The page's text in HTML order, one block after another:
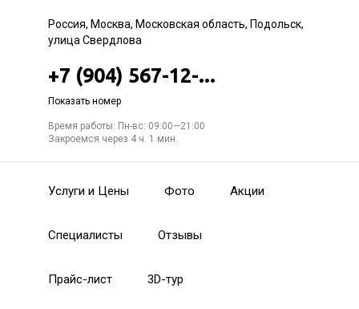
Россия, Москва, Московская область, Подольск,
улица Свердлова
+7 (904) 567-12-...
Показать номер
Время работы: Пн-вс: 09:00—21:00
Закроемся через 4 ч. 1 мин.
Услуги и Цены Фото Акции
Специалисты Отзывы
Прайс-лист 3D-тур